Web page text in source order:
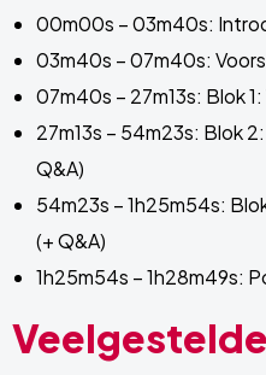
00m00s – 03m40s:
03m40s – 07m40s:
07m40s – 27m13s: Blok
27m13s – 54m23s: Blok
Q&A)
54m23s – 1h25m54s:
(+ Q&A)
1h25m54s – 1h28m49s: